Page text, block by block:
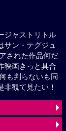
タージャス
世界の話題
もまた星にイ
しながら。ま
くなるの中の
も同名作品を
観て見たい！